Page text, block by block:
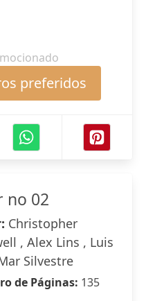
preferidos
no 02
Christopher
, Alex Lins , Luis
Silvestre
de Páginas: 135